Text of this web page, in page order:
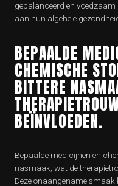
gebalanceerd en
aan hun algehele
BEPAALDE
CHEMISCHE
BITTERE
BEÏNVLOEDEN.
Bepaalde medicijnen en
nasmaak, wat de
Deze onaangename smaak